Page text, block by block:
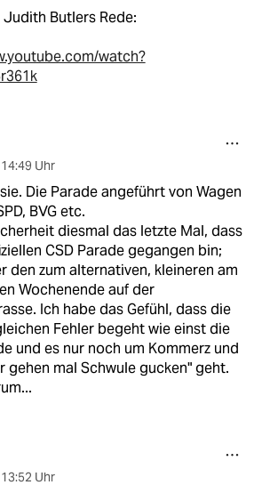
Butlers Rede:
watch?
14:49 Uhr
Die Parade angeführt von Wagen
BVG etc.
diesmal das letzte Mal, dass
CSD Parade gegangen bin;
den zum alternativen, kleineren am
Wochenende auf der
Ich habe das Gefühl, dass die
Fehler begeht wie einst die
und es nur noch um Kommerz und
gehen mal Schwule gucken" geht.
13:52 Uhr